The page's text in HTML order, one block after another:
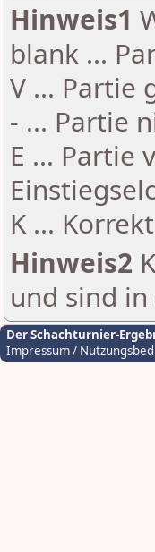
Hinweis1
blank ...
V ... Partie
- ... Partie
E ... Partie
K ...
Hinweis2
und sind
Der Schachturnier-
Impressum /